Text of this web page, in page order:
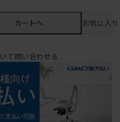
カートへ お気に入
て問い合わせる